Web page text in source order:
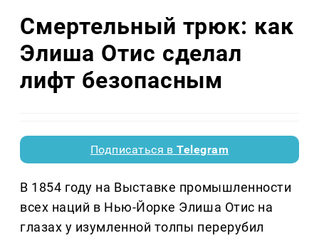
Смертельный трюк: как
Элиша Отис сделал
лифт безопасным
Подписаться вTelegram
В 1854 году на Выставке промышленности
всех наций в Нью-Йорке Элиша Отис на
глазах у изумленной толпы перерубил